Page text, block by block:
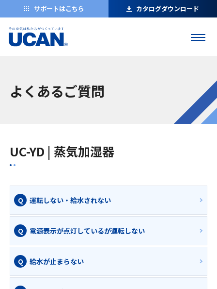
サポートはこちら カタログダウンロード
よくあるご質問
UC-YD | 蒸気加湿器
運転しない・給水されない
電源表示が点灯しているが運転しない
給水が止まらない